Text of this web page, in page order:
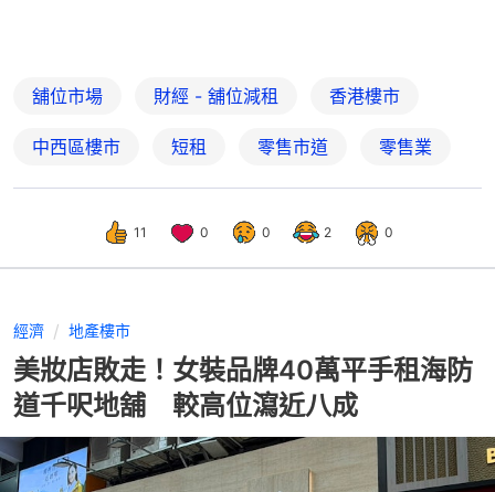
舖位市場 財經 - 舖位減租 香港樓市
中西區樓市 短租 零售市道 零售業
11 0 0 2 0
經濟 地產樓市
美妝店敗走！女裝品牌40萬平手租海防
道千呎地舖 較高位瀉近八成